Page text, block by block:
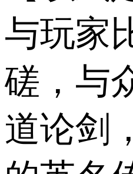
与玩家
磋，与
道论剑